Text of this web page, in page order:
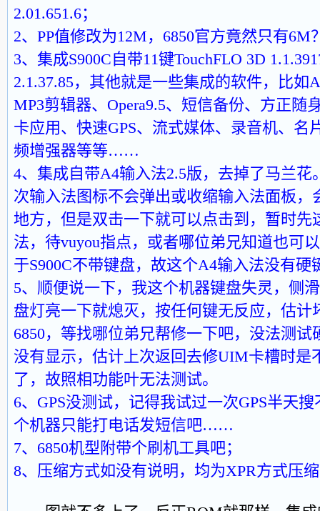
2.01.651.6；
2、PP值修改为12M，6850官方竟然只有
3、集成S900C自带11键TouchFLO 3D
2.1.37.85，其他就是一些集成的软件，比如
MP3剪辑器、Opera9.5、短信备份、方正随
卡应用、快速GPS、流式媒体、录音机、名
频增强器等等……
4、集成自带A4输入法2.5版，去掉了马兰
次输入法图标不会弹出或收缩输入法面板，
地方，但是双击一下就可以点击到，暂时先
法，待vuyou指点，或者哪位弟兄知道也可
于S900C不带键盘，故这个A4输入法没有硬
5、顺便说一下，我这个机器键盘失灵，侧
盘灯亮一下就熄灭，按任何键无反应，估计
6850，等找哪位弟兄帮修一下吧，没法测
没有显示，估计上次返回去修UIM卡槽时是
了，故照相功能叶无法测试。
6、GPS没测试，记得我试过一次GPS半天
个机器只能打电话发短信吧……
7、6850机型附带个刷机工具吧；
8、压缩方式如没有说明，均为XPR方式压